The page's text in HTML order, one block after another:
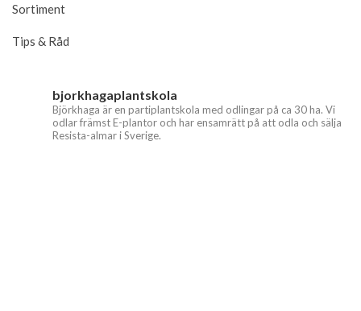
Sortiment
Tips & Råd
bjorkhagaplantskola
Björkhaga är en partiplantskola med odlingar på ca 30 ha. Vi
odlar främst E-plantor och har ensamrätt på att odla och sälja
Resista-almar i Sverige.